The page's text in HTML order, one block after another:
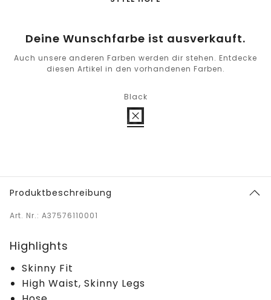
Deine Wunschfarbe ist ausverkauft.
Auch unsere anderen Farben werden dir stehen. Entdecke
diesen Artikel in den vorhandenen Farben.
Black
Produktbeschreibung
Art. Nr.: A37576110001
Highlights
Skinny Fit
High Waist, Skinny Legs